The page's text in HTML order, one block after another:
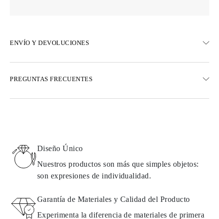
ENVÍO Y DEVOLUCIONES
Opciones de entrega exprés también están disponibles
Detalles sobre métodos de envío, costos y tiempos de entrega se
pueden encontrar en laspreguntas frecuentes sobre la entrega
Todos los productos de Omara se fabrican por encargo según los
PREGUNTAS FRECUENTES
Diseño Único
Nuestros productos son más que simples objetos:
son expresiones de individualidad.
Garantía de Materiales y Calidad del Producto
Experimenta la diferencia de materiales de primera